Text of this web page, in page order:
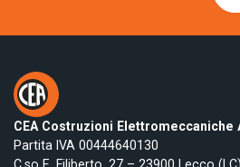
CEA Costruzioni Elettromeccaniche
Partita IVA 00444640130